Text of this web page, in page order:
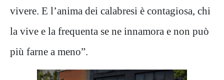
vivere. E l’anima dei calabresi è contagiosa, chi
la vive e la frequenta se ne innamora e non può
più farne a meno”.